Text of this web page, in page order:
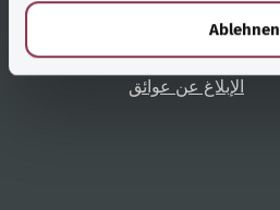
Ablehnen
الإبلاغ عن عوائق